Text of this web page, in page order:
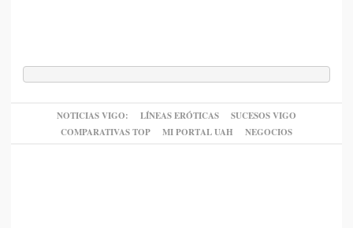
NOTICIAS VIGO: LÍNEAS ERÓTICAS
SUCESOS VIGO
COMPARATIVAS TOP
MI PORTAL UAH NEGOCIOS